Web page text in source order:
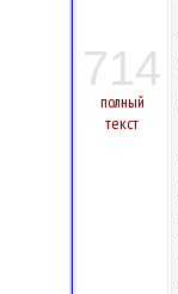
714
полный
текст